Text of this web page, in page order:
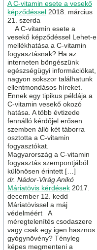
A C-vitamin esete a vesekő
képződéssel 2018. március
21. szerda
A C-vitamin esete a
vesekő képződéssel Lehet-e
mellékhatása a C-vitamin
fogyasztásnak? Ha az
interneten böngészünk
egészségügyi információkat,
nagyon sokszor találhatunk
ellentmondásos híreket.
Ennek egy tipikus példája a
C-vitamin vesekő okozó
hatása. A több évtizede
fennálló kérdőjel erősen
szemben álló két táborra
osztotta a C-vitamin
fogyasztókat.
Magyarország a C-vitamin
fogyasztás szempontjából
különösen érintett […]
dr. Nádor-Virág Anikó
Máriatövis kérdések 2017.
december 12. kedd
Máriatövissel a máj
védelméért A
méregtelenítés csodaszere
vagy csak egy igen hasznos
gyógynövény? Tényleg
képes megmenteni a